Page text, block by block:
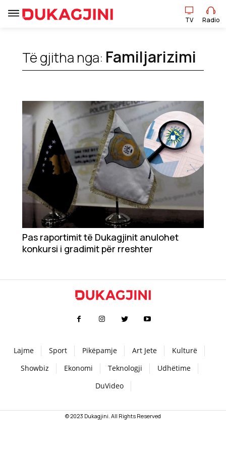
Lajme
Pikëpamje
Art Jete
Kulturë
Showbiz
Ekonomi
Teknologji
TV Radio
Të gjitha nga: Familjarizimi
Pas raportimit të Dukagjinit anulohet
konkursi i gradimit për rreshter
Lajme Sport Pikëpamje Art Jete
Kulturë
Showbiz
Ekonomi Teknologji
Udhëtime
DuVideo
© 2023 Dukagjini. All Rights Reserved